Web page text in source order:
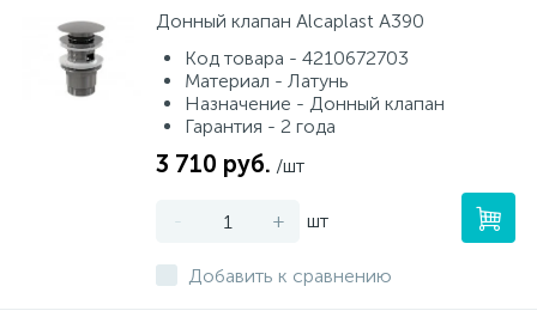
Донный клапан Alcaplast A390
Код товара - 4210672703
Материал - Латунь
Назначение - Донный клапан
Гарантия - 2 года
3 710 руб. /шт
- + шт
Добавить к сравнению